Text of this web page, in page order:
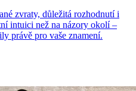
zvraty, důležitá rozhodnutí i
intuici než na názory okolí –
právě pro vaše znamení.